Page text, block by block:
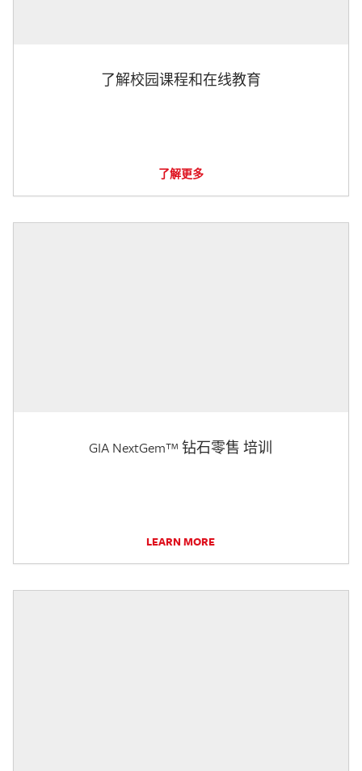
了解校园课程和在线教育
了解更多
GIA NextGem™ 钻石零售 培训
LEARN MORE